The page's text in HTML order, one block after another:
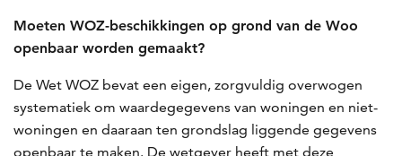
Moeten WOZ-beschikkingen op grond van de Woo
openbaar worden gemaakt?
De Wet WOZ bevat een eigen, zorgvuldig overwogen
systematiek om waardegegevens van woningen en niet-
woningen en daaraan ten grondslag liggende gegevens
openbaar te maken. De wetgever heeft met deze